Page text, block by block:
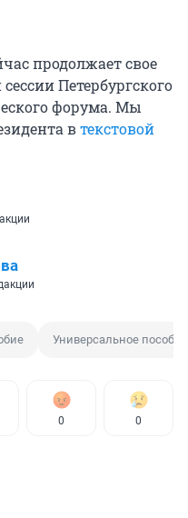
продолжает свое
Петербургского
форума. Мы
втекстовой
Универсальное пособие
0 0